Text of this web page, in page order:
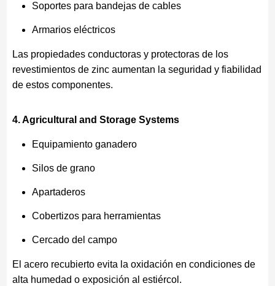
Soportes para bandejas de cables
Armarios eléctricos
Las propiedades conductoras y protectoras de los
revestimientos de zinc aumentan la seguridad y fiabilidad
de estos componentes.
4. Agricultural and Storage Systems
Equipamiento ganadero
Silos de grano
Apartaderos
Cobertizos para herramientas
Cercado del campo
El acero recubierto evita la oxidación en condiciones de
alta humedad o exposición al estiércol.